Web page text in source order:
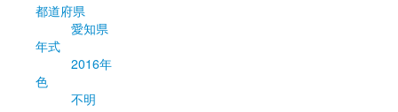
都道府県
愛知県
年式
2016年
色
不明